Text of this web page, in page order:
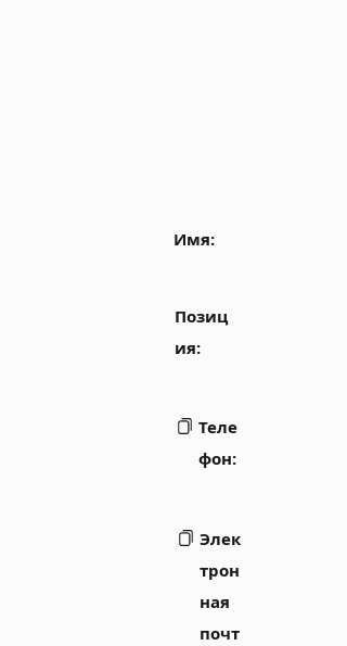
Имя:
Позиц
ия:
Теле
фон:
Элек
трон
ная
почт